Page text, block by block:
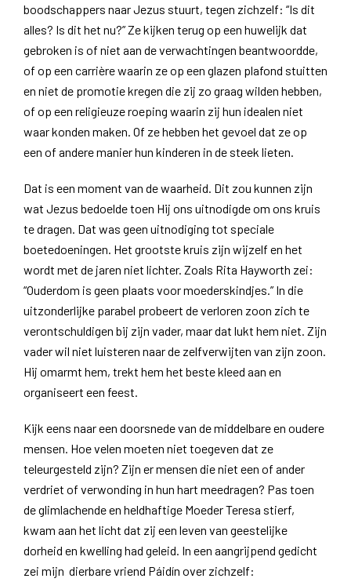
boodschappers naar Jezus stuurt, tegen zichzelf: “Is dit
alles? Is dit het nu?” Ze kijken terug op een huwelijk dat
gebroken is of niet aan de verwachtingen beantwoordde,
of op een carrière waarin ze op een glazen plafond stuitten
en niet de promotie kregen die zij zo graag wilden hebben,
of op een religieuze roeping waarin zij hun idealen niet
waar konden maken. Of ze hebben het gevoel dat ze op
een of andere manier hun kinderen in de steek lieten.
Dat is een moment van de waarheid. Dit zou kunnen zijn
wat Jezus bedoelde toen Hij ons uitnodigde om ons kruis
te dragen. Dat was geen uitnodiging tot speciale
boetedoeningen. Het grootste kruis zijn wijzelf en het
wordt met de jaren niet lichter. Zoals Rita Hayworth zei:
“Ouderdom is geen plaats voor moederskindjes.” In die
uitzonderlijke parabel probeert de verloren zoon zich te
verontschuldigen bij zijn vader, maar dat lukt hem niet. Zijn
vader wil niet luisteren naar de zelfverwijten van zijn zoon.
Hij omarmt hem, trekt hem het beste kleed aan en
organiseert een feest.
Kijk eens naar een doorsnede van de middelbare en oudere
mensen. Hoe velen moeten niet toegeven dat ze
teleurgesteld zijn? Zijn er mensen die niet een of ander
verdriet of verwonding in hun hart meedragen? Pas toen
de glimlachende en heldhaftige Moeder Teresa stierf,
kwam aan het licht dat zij een leven van geestelijke
dorheid en kwelling had geleid. In een aangrijpend gedicht
zei mijn dierbare vriend Páidín over zichzelf: